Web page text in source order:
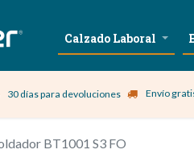
Calzado Laboral
30 días para devoluciones Envío
BT1001 S3 FO